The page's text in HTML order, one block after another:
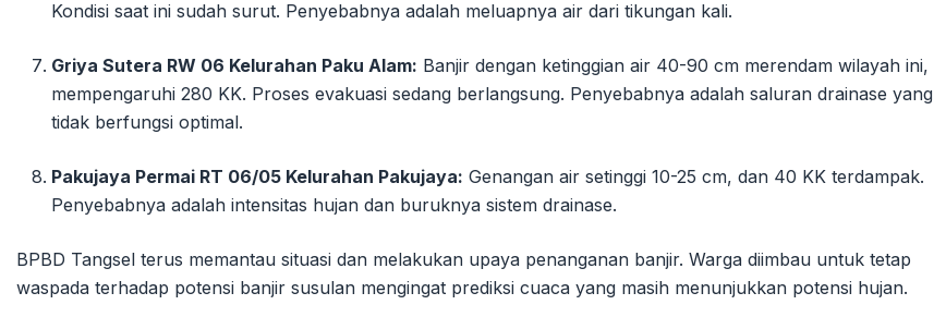
Kondisi saat ini sudah surut. Penyebabnya adalah meluapnya air dari tikungan kali.
Griya Sutera RW 06 Kelurahan Paku Alam: Banjir dengan ketinggian air 40-90 cm merendam wilayah ini,
mempengaruhi 280 KK. Proses evakuasi sedang berlangsung. Penyebabnya adalah saluran drainase yang
tidak berfungsi optimal.
Pakujaya Permai RT 06/05 Kelurahan Pakujaya: Genangan air setinggi 10-25 cm, dan 40 KK terdampak.
Penyebabnya adalah intensitas hujan dan buruknya sistem drainase.
BPBD Tangsel terus memantau situasi dan melakukan upaya penanganan banjir. Warga diimbau untuk tetap
waspada terhadap potensi banjir susulan mengingat prediksi cuaca yang masih menunjukkan potensi hujan.